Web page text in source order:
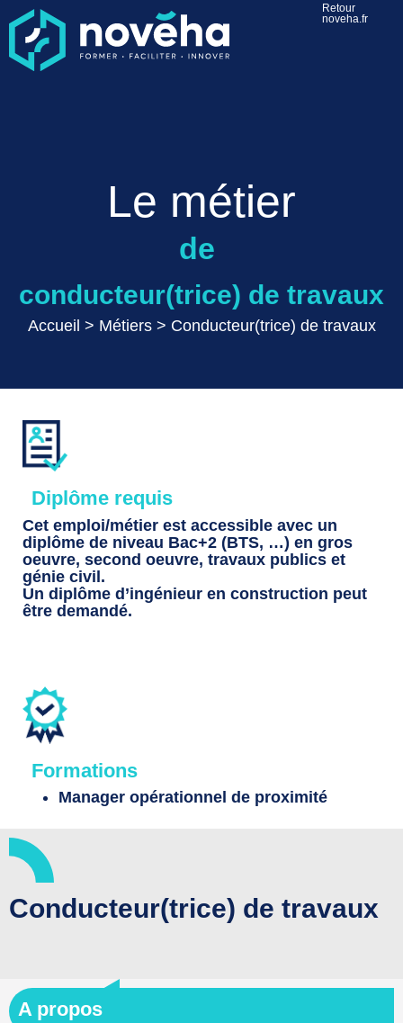
Retour
noveha.fr
Le métier
de
conducteur(trice) de travaux
Accueil > Métiers > Conducteur(trice) de travaux
Diplôme requis
Cet emploi/métier est accessible avec un
diplôme de niveau Bac+2 (BTS, …) en gros
oeuvre, second oeuvre, travaux publics et
génie civil.
Un diplôme d’ingénieur en construction peut
être demandé.
Formations
Manager opérationnel de proximité
Conducteur(trice) de travaux
A propos